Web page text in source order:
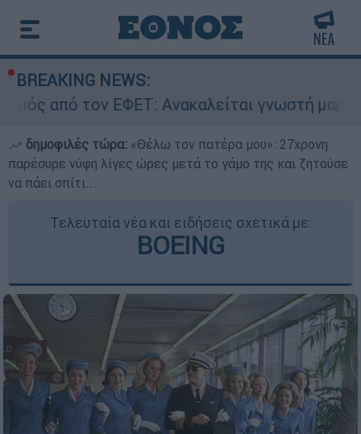
BREAKING NEWS:
ΕΦΕΤ: Ανακαλείται γνωστή μαρμελάδα -
δημοφιλές τώρα: «Θέλω τον πατέρα μου»: 27χρονη
παρέσυρε νύφη λίγες ώρες μετά το γάμο της και ζητούσε
να πάει σπίτι...
Τελευταία νέα και ειδήσεις σχετικά με:
BOEING